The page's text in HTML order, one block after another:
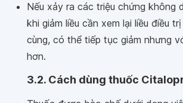
Nếu xảy ra các triệu chứng không
khi giảm liều cần xem lại liều điều
cùng, có thể tiếp tục giảm nhưng
hơn.
3.2. Cách dùng thuốc